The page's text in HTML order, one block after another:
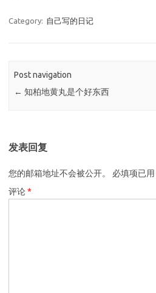
Category: 自己写的日记
Post navigation
← 知柏地黄丸是个好东西
发表回复
您的邮箱地址不会被公开。 必填项已用
评论*